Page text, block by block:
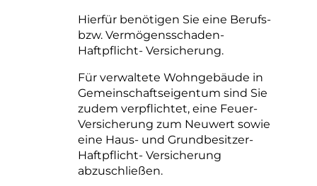
Hierfür benötigen Sie eine Berufs-
bzw. Vermögensschaden-
Haftpflicht- Versicherung.
Für verwaltete Wohngebäude in
Gemeinschaftseigentum sind Sie
zudem verpflichtet, eine Feuer-
Versicherung zum Neuwert sowie
eine Haus- und Grundbesitzer-
Haftpflicht- Versicherung
abzuschließen.